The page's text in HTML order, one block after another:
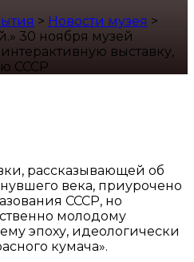
> Новости музея >
30 ноября музей
выставку,
СССР
рассказывающей об
века, приурочено
СССР, но
молодому
эпоху, идеологически
кумача».